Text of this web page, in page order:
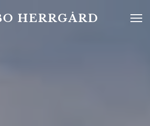
HERRGÅRD